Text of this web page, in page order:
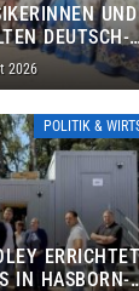
UND
DEUTSCH-
2026
POLITIK &
IN HASBORN-